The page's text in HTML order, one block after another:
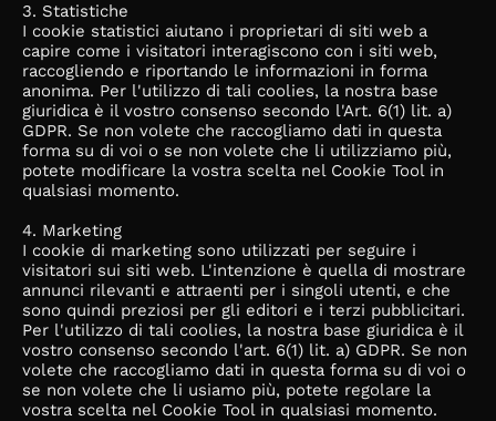
3. Statistiche
I cookie statistici aiutano i proprietari di siti web a
capire come i visitatori interagiscono con i siti web,
raccogliendo e riportando le informazioni in forma
anonima. Per l'utilizzo di tali coolies, la nostra base
giuridica è il vostro consenso secondo l'Art. 6(1) lit. a)
GDPR. Se non volete che raccogliamo dati in questa
forma su di voi o se non volete che li utilizziamo più,
potete modificare la vostra scelta nel Cookie Tool in
qualsiasi momento.
4. Marketing
I cookie di marketing sono utilizzati per seguire i
visitatori sui siti web. L'intenzione è quella di mostrare
annunci rilevanti e attraenti per i singoli utenti, e che
sono quindi preziosi per gli editori e i terzi pubblicitari.
Per l'utilizzo di tali coolies, la nostra base giuridica è il
vostro consenso secondo l'art. 6(1) lit. a) GDPR. Se non
volete che raccogliamo dati in questa forma su di voi o
se non volete che li usiamo più, potete regolare la
vostra scelta nel Cookie Tool in qualsiasi momento.